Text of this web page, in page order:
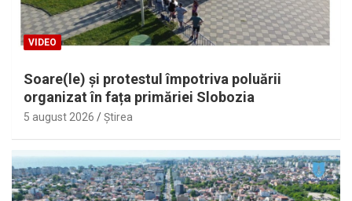
VIDEO
Soare(le) și protestul împotriva poluării
organizat în fața primăriei Slobozia
5 august 2026 Ştirea